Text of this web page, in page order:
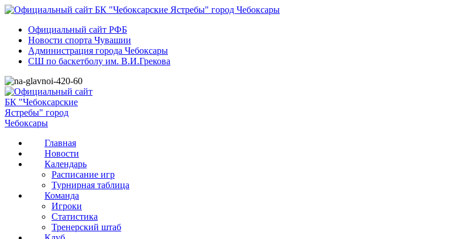
Официальный сайт РФБ
Новости спорта Чувашии
Администрация города Чебоксары
СШ по баскетболу им. В.И.Грекова
Главная
Новости
Календарь
Расписание игр
Турнирная таблица
Команда
Игроки
Статистика
Тренерский штаб